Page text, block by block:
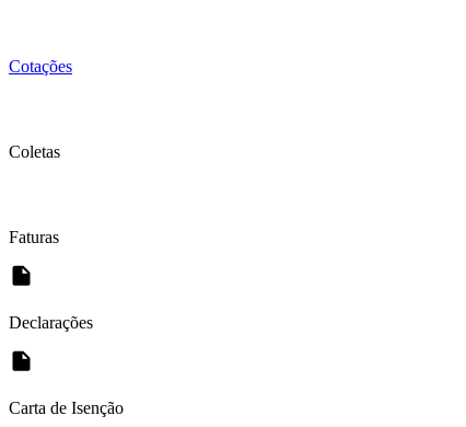
Cotações
Coletas
Faturas
Declarações
Carta de Isenção